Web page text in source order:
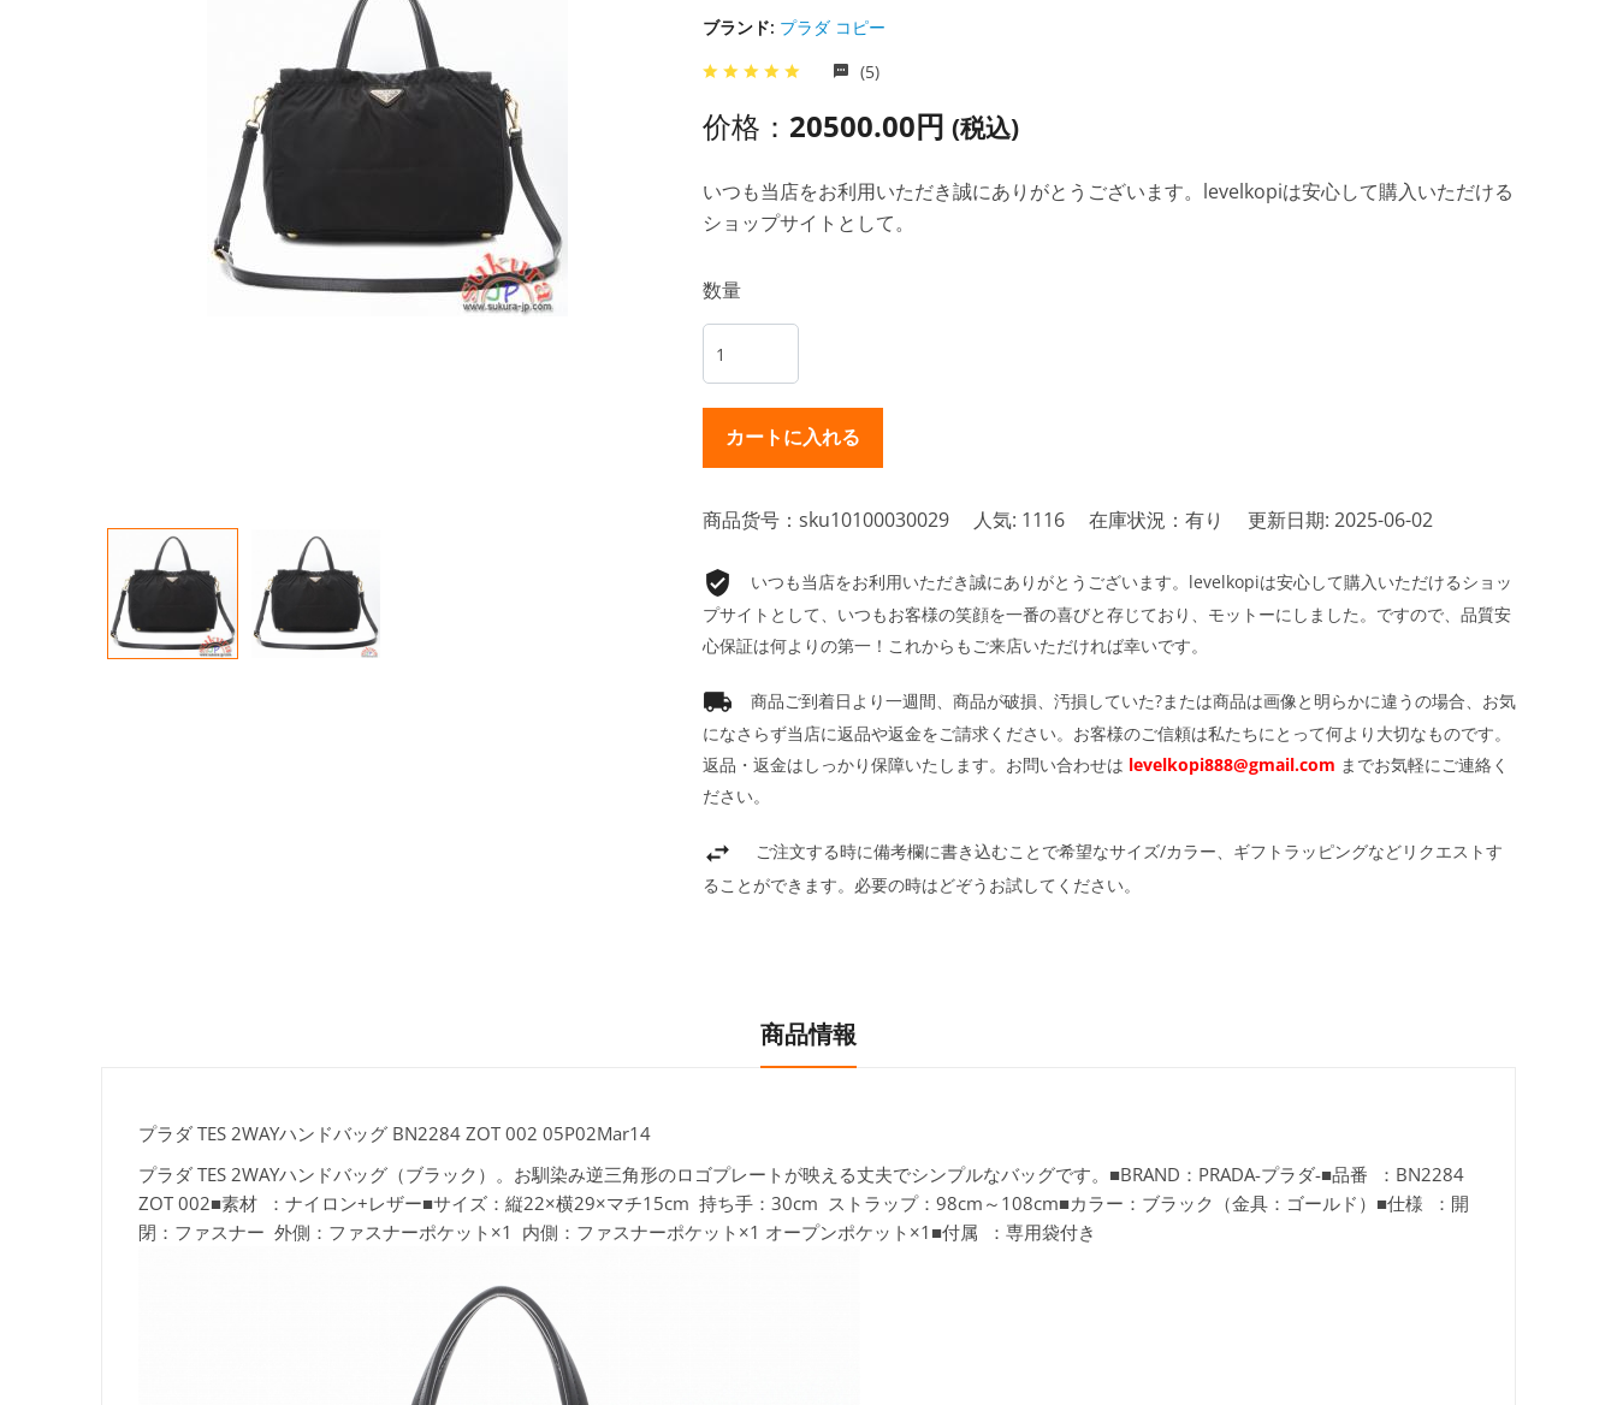
ブランド: プラダ コピー
(5)
价格： 20500.00円 (税込)
いつも当店をお利用いただき誠にありがとうございます。levelkopiは安心して購入いただける
ショップサイトとして。
数量
商品货号：sku10100030029 人気: 1116 在庫状況：有り 更新日期: 2025-06-02
いつも当店をお利用いただき誠にありがとうございます。levelkopiは安心して購入いただけるショッ
プサイトとして、いつもお客様の笑顔を一番の喜びと存じており、モットーにしました。ですので、品質安
心保証は何よりの第一！これからもご来店いただければ幸いです。
商品ご到着日より一週間、商品が破損、汚損していた?または商品は画像と明らかに違うの場合、お気
になさらず当店に返品や返金をご請求ください。お客様のご信頼は私たちにとって何より大切なものです。
返品・返金はしっかり保障いたします。お問い合わせは levelkopi888@gmail.com までお気軽にご連絡く
ださい。
ご注文する時に備考欄に書き込むことで希望なサイズ/カラー、ギフトラッピングなどリクエストす
ることができます。必要の時はどぞうお試してください。
商品情報
プラダ TES 2WAYハンドバッグ BN2284 ZOT 002 05P02Mar14
プラダ TES 2WAYハンドバッグ（ブラック）。お馴染み逆三角形のロゴプレートが映える丈夫でシンプルなバッグです。■BRAND：PRADA-プラダ-■品番 ：BN2284
ZOT 002■素材 ：ナイロン+レザー■サイズ：縦22×横29×マチ15cm 持ち手：30cm ストラップ：98cm～108cm■カラー：ブラック（金具：ゴールド）■仕様 ：開
閉：ファスナー 外側：ファスナーポケット×1 内側：ファスナーポケット×1 オープンポケット×1■付属 ：専用袋付き